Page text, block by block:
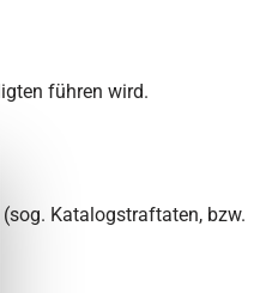
führen wird.
Katalogstraftaten, bzw.